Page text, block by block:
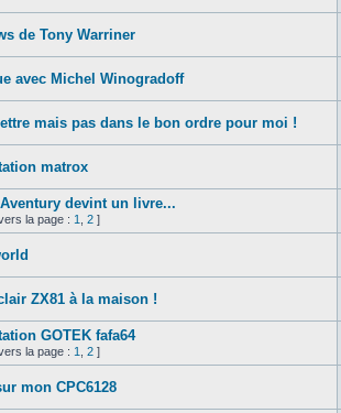
de Tony Warriner
avec Michel Winogradoff
mais pas dans le bon ordre pour moi !
matrox
devint un livre...
la page : 1 2 ]
ZX81 à la maison !
GOTEK fafa64
la page : 1 2 ]
mon CPC6128